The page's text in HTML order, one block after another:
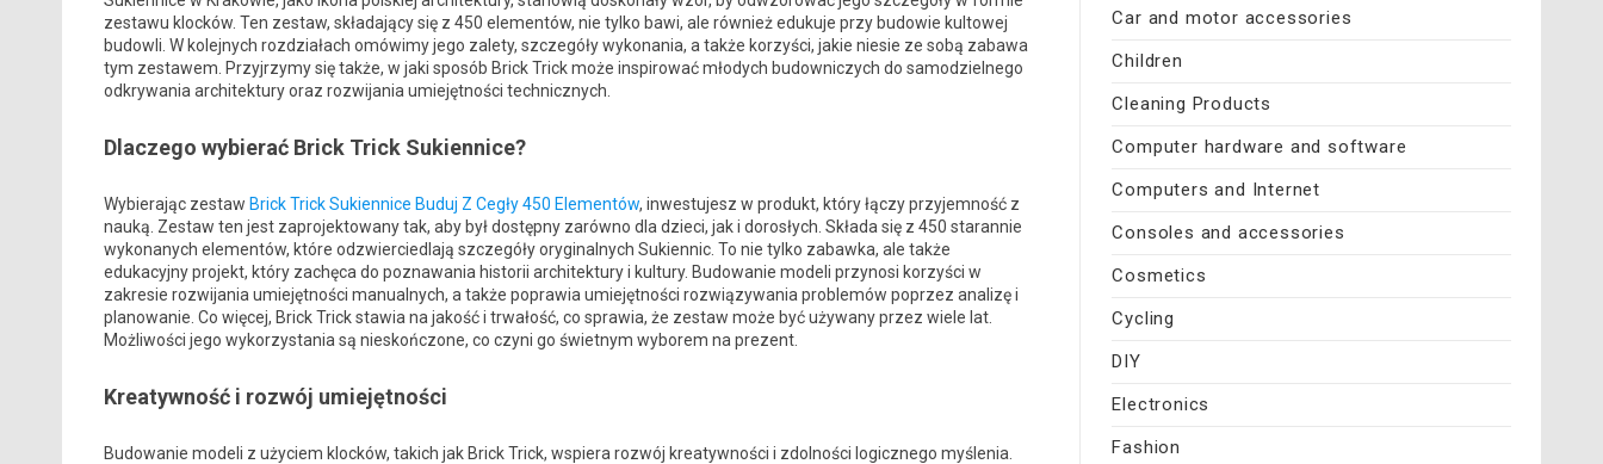
zestawu klocków. Ten zestaw, składający się z 450 elementów, nie tylko bawi, ale również edukuje przy budowie kultowej
budowli. W kolejnych rozdziałach omówimy jego zalety, szczegóły wykonania, a także korzyści, jakie niesie ze sobą zabawa
tym zestawem. Przyjrzymy się także, w jaki sposób Brick Trick może inspirować młodych budowniczych do samodzielnego
odkrywania architektury oraz rozwijania umiejętności technicznych.
Dlaczego wybierać Brick Trick Sukiennice?
Wybierając zestaw Brick Trick Sukiennice Buduj Z Cegły 450 Elementów, inwestujesz w produkt, który łączy przyjemność z
nauką. Zestaw ten jest zaprojektowany tak, aby był dostępny zarówno dla dzieci, jak i dorosłych. Składa się z 450 starannie
wykonanych elementów, które odzwierciedlają szczegóły oryginalnych Sukiennic. To nie tylko zabawka, ale także
edukacyjny projekt, który zachęca do poznawania historii architektury i kultury. Budowanie modeli przynosi korzyści w
zakresie rozwijania umiejętności manualnych, a także poprawia umiejętności rozwiązywania problemów poprzez analizę i
planowanie. Co więcej, Brick Trick stawia na jakość i trwałość, co sprawia, że zestaw może być używany przez wiele lat.
Możliwości jego wykorzystania są nieskończone, co czyni go świetnym wyborem na prezent.
Kreatywność i rozwój umiejętności
Budowanie modeli z użyciem klocków, takich jak Brick Trick, wspiera rozwój kreatywności i zdolności logicznego myślenia.
Car and motor accessories
Children
Cleaning Products
Computer hardware and software
Computers and Internet
Consoles and accessories
Cosmetics
Cycling
DIY
Electronics
Fashion